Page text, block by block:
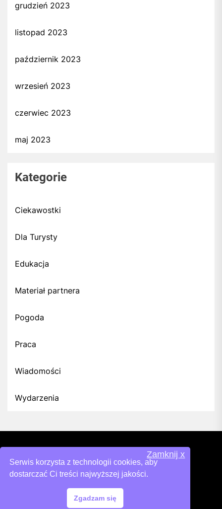
grudzień 2023
listopad 2023
październik 2023
wrzesień 2023
czerwiec 2023
maj 2023
Kategorie
Ciekawostki
Dla Turysty
Edukacja
Materiał partnera
Pogoda
Praca
Wiadomości
Wydarzenia
Serwis korzysta z technologii cookies, aby
dostarczać Ci treści najwyższej jakości.
Zgadzam się
Zamknij x